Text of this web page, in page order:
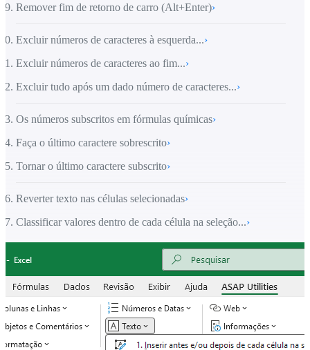
Remover fim de retorno de carro (Alt+Enter)›
Excluir números de caracteres à esquerda...›
Excluir números de caracteres ao fim...›
Excluir tudo após um dado número de caracteres...›
Os números subscritos em fórmulas químicas›
Faça o último caractere sobrescrito›
Tornar o último caractere subscrito›
Reverter texto nas células selecionadas›
Classificar valores dentro de cada célula na seleção...›